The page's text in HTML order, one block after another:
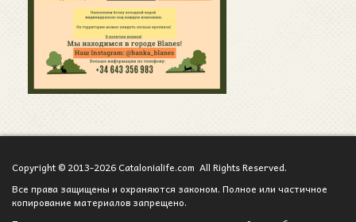
Copyright © 2013-2026 Catalonialife.com All Rights Reserved.
Все права защищены и охраняются законом. Полное или частичное
копирование материалов запрещено.